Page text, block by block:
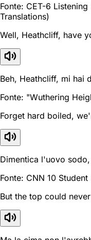
Fonte: CET-6
Translations)
Well, Heathcliff, have
Beh, Heathcliff, mi hai
Fonte: "Wuthering
Forget hard boiled,
Dimentica l'uovo
Fonte: CNN 10
But the top could